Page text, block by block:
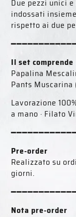
Due pezzi unici
indossati
rispetto ai due
Il set comprende
Papalina
Pants Muscarina
Lavorazione
a mano · Filato
Pre-order
Realizzato su
giorni.
Nota pre-order